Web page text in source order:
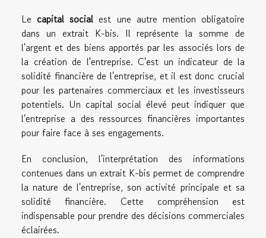
Le capital social est une autre mention obligatoire
dans un extrait K-bis. Il représente la somme de
l'argent et des biens apportés par les associés lors de
la création de l'entreprise. C'est un indicateur de la
solidité financière de l'entreprise, et il est donc crucial
pour les partenaires commerciaux et les investisseurs
potentiels. Un capital social élevé peut indiquer que
l'entreprise a des ressources financières importantes
pour faire face à ses engagements.
En conclusion, l'interprétation des informations
contenues dans un extrait K-bis permet de comprendre
la nature de l'entreprise, son activité principale et sa
solidité financière. Cette compréhension est
indispensable pour prendre des décisions commerciales
éclairées.